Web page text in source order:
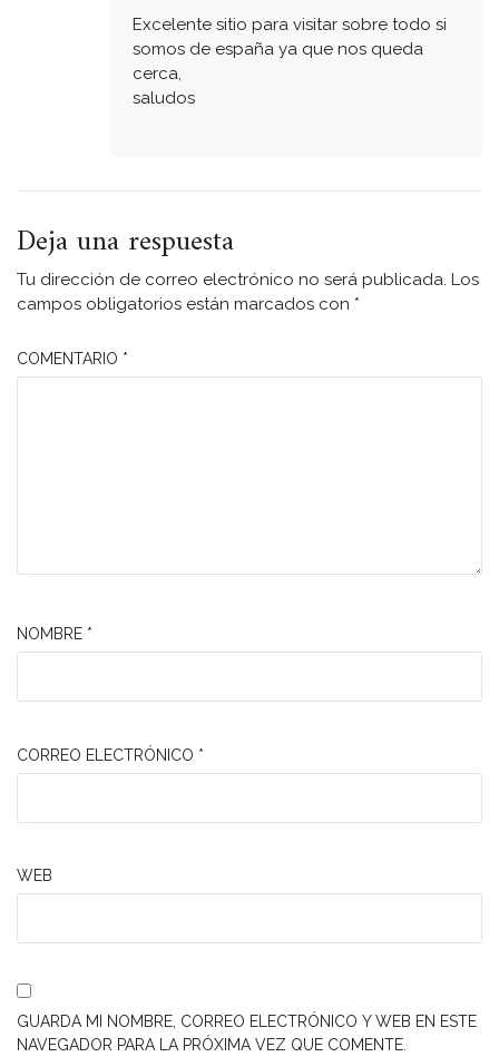
Excelente sitio para visitar sobre todo si
somos de españa ya que nos queda
cerca,
saludos
Deja una respuesta
Tu dirección de correo electrónico no será publicada. Los
campos obligatorios están marcados con *
COMENTARIO *
NOMBRE *
CORREO ELECTRÓNICO *
WEB
GUARDA MI NOMBRE, CORREO ELECTRÓNICO Y WEB EN ESTE
NAVEGADOR PARA LA PRÓXIMA VEZ QUE COMENTE.